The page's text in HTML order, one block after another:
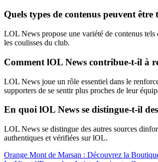
Quels types de contenus peuvent
LOL News propose une variété de contenus tels
les coulisses du club.
Comment lOL News contribue-t-il à
LOL News joue un rôle essentiel dans le
supporters de se sentir plus proches de leur
En quoi lOL News se distingue-t-il
LOL News se distingue des autres sources
authentiques et vérifiées sur lOL.
Orange Mont de Marsan : Découvrez la